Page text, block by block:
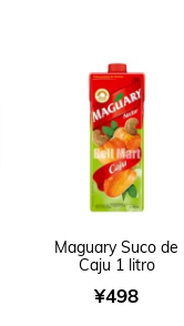
Maguary Suco de
Caju 1 litro
¥498